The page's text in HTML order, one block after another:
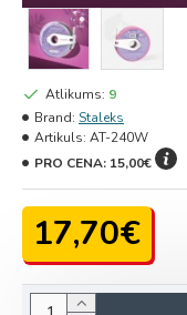
17,70€
Atlikums: 9
Brand: Staleks
Artikuls: AT-240W
PRO CENA: 15,00€